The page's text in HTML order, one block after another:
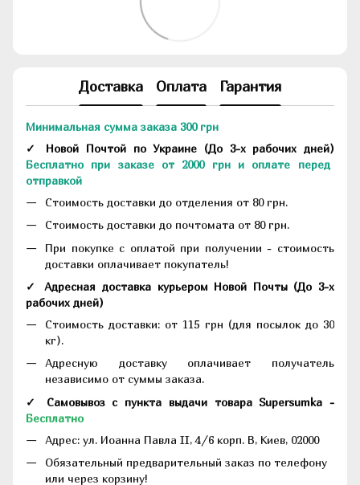
Доставка Оплата Гарантия
Минимальная сумма заказа 300 грн
✓ Новой Почтой по Украине (До 3-х рабочих дней)
Бесплатно при заказе от 2000 грн и оплате перед
отправкой
Стоимость доставки до отделения от 80 грн.
Стоимость доставки до почтомата от 80 грн.
При покупке с оплатой при получении - стоимость
доставки оплачивает покупатель!
✓ Адресная доставка курьером Новой Почты (До 3-х
рабочих дней)
Стоимость доставки: от 115 грн (для посылок до 30
кг).
Адресную доставку оплачивает получатель
независимо от суммы заказа.
✓ Самовывоз с пункта выдачи товара Supersumka -
Бесплатно
Адрес: ул. Иоанна Павла II, 4/6 корп. В, Киев, 02000
Обязательный предварительный заказ по телефону
или через корзину!